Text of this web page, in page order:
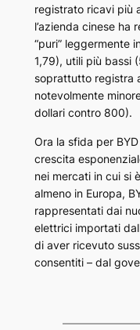
registrato ricavi più
l’azienda cinese
“puri” leggermente
1,79), utili più bassi
soprattutto registra
notevolmente
dollari contro 800).
Ora la sfida per
crescita
nei mercati in cui si
almeno in Europa,
rappresentati dai
elettrici importati
di aver ricevuto
consentiti – dal